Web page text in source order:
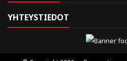
YHTEYSTIEDOT